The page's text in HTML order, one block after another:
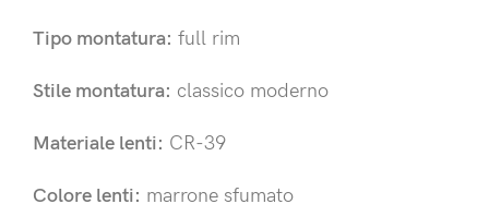
Tipo montatura: full rim
Stile montatura: classico moderno
Materiale lenti: CR-39
Colore lenti: marrone sfumato